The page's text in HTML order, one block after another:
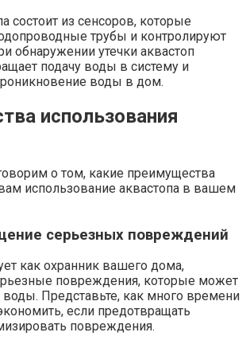
состоит из сенсоров, которые
трубы и контролируют
обнаружении утечки аквастоп
подачу воды в систему и
воды в дом.
использования
о том, какие преимущества
использование аквастопа в вашем
серьезных повреждений
как охранник вашего дома,
повреждения, которые может
воды. Представьте, как много времени
если предотвращать
повреждения.